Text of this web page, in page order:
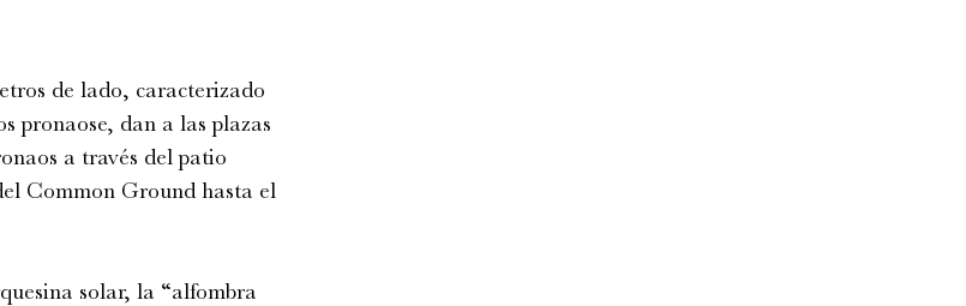
de lado, caracterizado
pronaose, dan a las plazas
a través del patio
Common Ground hasta el
solar, la “alfombra